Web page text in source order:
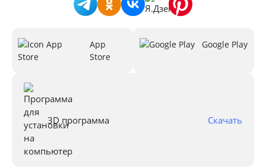
App
Store
Google Play
3D программа Скачать